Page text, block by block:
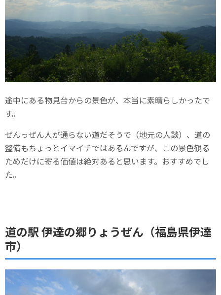
途中にある物見台からの景色が、本当に素晴らしかったで
す。
ぜんっぜん人が通らない道だそうで（地元の人談）、道の
整備もちょっとイマイチではあるんですが、この景色観る
ためだけに寄る価値は絶対あると思います。おすすめでし
た。
道の駅 伊達の郷りょうぜん（福島県伊達
市）